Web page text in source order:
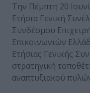
Την Πέμπτη 20
Ετήσια Γενική
Συνδέσμου
Επικοινωνιών
Ετήσιας Γενικής
στρατηγική
αναπτυξιακού